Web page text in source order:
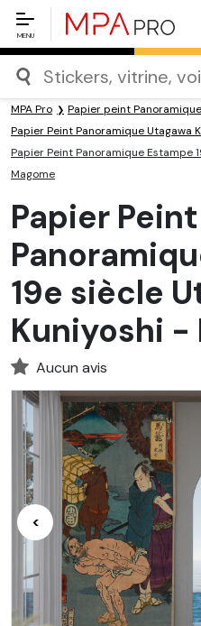
MENU
MPA Pro Papier peint Panoramique
Papier Peint Panoramique Utagawa
Papier Peint Panoramique Estampe
Magome
Papier Peint
19e siècle
Kuniyoshi -
Aucun avis
<